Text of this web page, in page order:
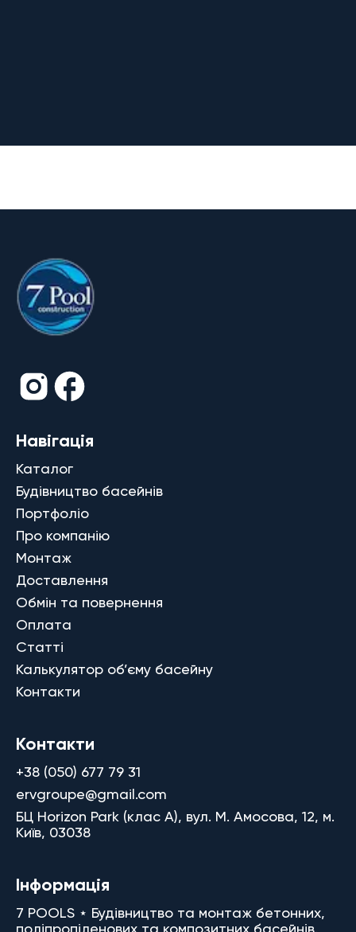
Навігація
Каталог
Будівництво басейнів
Портфоліо
Про компанію
Монтаж
Доставлення
Обмін та повернення
Оплата
Статті
Калькулятор об’єму басейну
Контакти
Контакти
+38 (050) 677 79 31
ervgroupe@gmail.com
БЦ Horizon Park (клас A), вул. М. Амосова, 12, м.
Київ, 03038
Інформація
7 POOLS ⋆ Будівництво та монтаж бетонних,
поліпропіленових та композитних басейнів.